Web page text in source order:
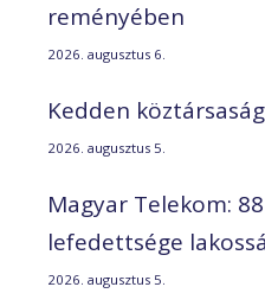
reményében
2026. augusztus 6.
Kedden
2026. augusztus 5.
Magyar Telekom:
lefedettsége
2026. augusztus 5.